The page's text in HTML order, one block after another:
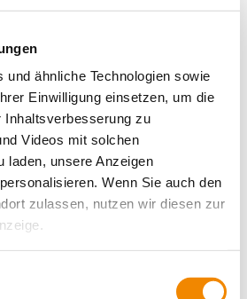
und ähnliche Technologien sowie
Einwilligung einsetzen, um die
Inhaltsverbesserung zu
Videos mit solchen
laden, unsere Anzeigen
Wenn Sie auch den
zulassen, nutzen wir diesen zur
Ihre IP-Adresse und
zum Mitmachen mit
der Kulturbühne werden
Kurztheaterstück „Das
das Boot“ gezeigt und
Kulturen aufgeführt.
ein „Zeltgespräch“ mit Daniel
europäischen Parlaments,
der Berliner Landeszentrale für
Steuber, Bundesvorsitzender
und Miryam Tan,
den Fragen auf den Grund,